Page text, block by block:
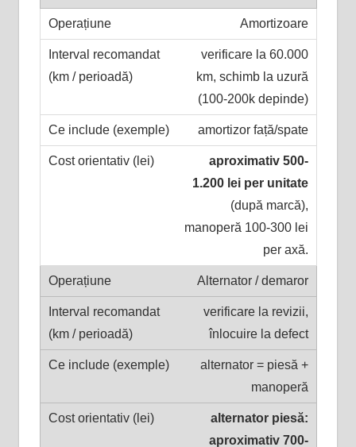
Amortizoare
verificare la 60.000
km, schimb la uzură
(100-200k depinde)
amortizor față/spate
aproximativ 500-
1.200 lei per unitate
(după marcă),
manoperă 100-300 lei
per axă.
Alternator / demaror
verificare la revizii,
înlocuire la defect
alternator = piesă +
manoperă
alternator piesă:
aproximativ 700-